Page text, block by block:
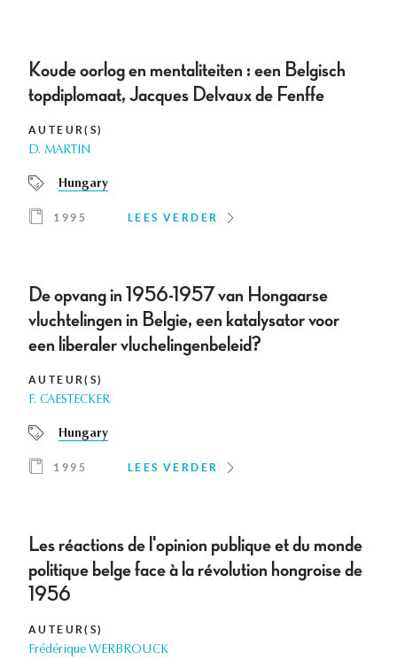
Koude oorlog en mentaliteiten : een Belgisch
topdiplomaat, Jacques Delvaux de Fenffe
AUTEUR(S)
D. MARTIN
Hungary
1995 LEES VERDER
De opvang in 1956-1957 van Hongaarse
vluchtelingen in Belgie, een katalysator voor
een liberaler vluchelingenbeleid?
AUTEUR(S)
F. CAESTECKER
Hungary
1995 LEES VERDER
Les réactions de l'opinion publique et du monde
politique belge face à la révolution hongroise de
1956
AUTEUR(S)
Frédérique WERBROUCK